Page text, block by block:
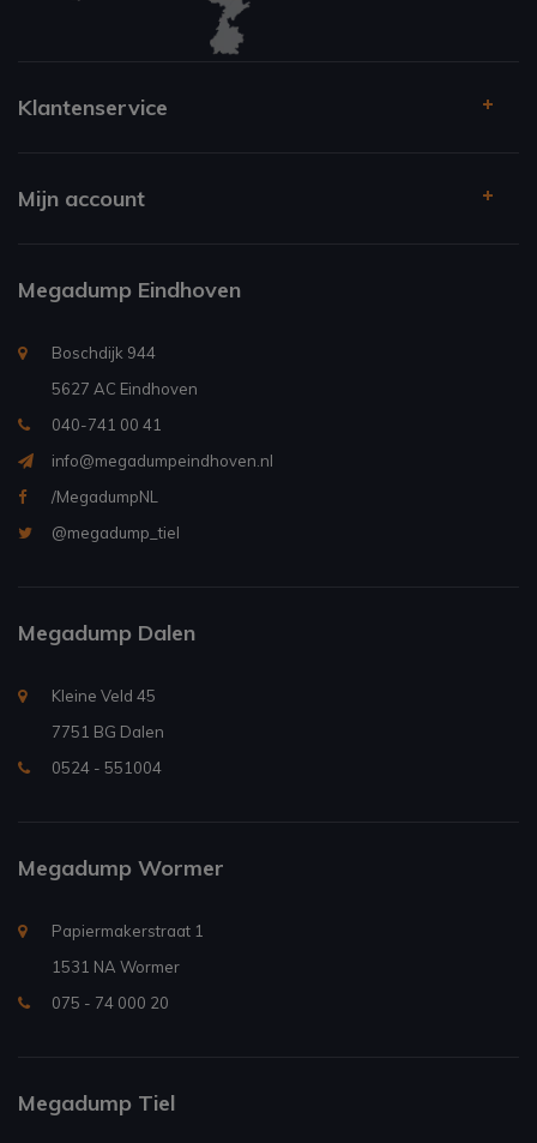
Klantenservice
Mijn account
Megadump Eindhoven
Boschdijk 944
5627 AC Eindhoven
040-741 00 41
info@megadumpeindhoven.nl
/MegadumpNL
@megadump_tiel
Megadump Dalen
Kleine Veld 45
7751 BG Dalen
0524 - 551004
Megadump Wormer
Papiermakerstraat 1
1531 NA Wormer
075 - 74 000 20
Megadump Tiel